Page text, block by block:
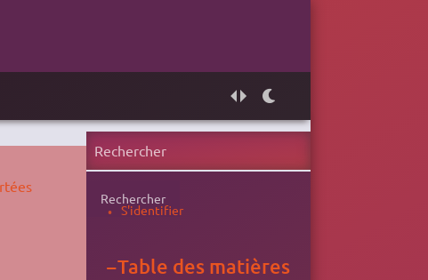
Rechercher
S'identifier
−Table des matières